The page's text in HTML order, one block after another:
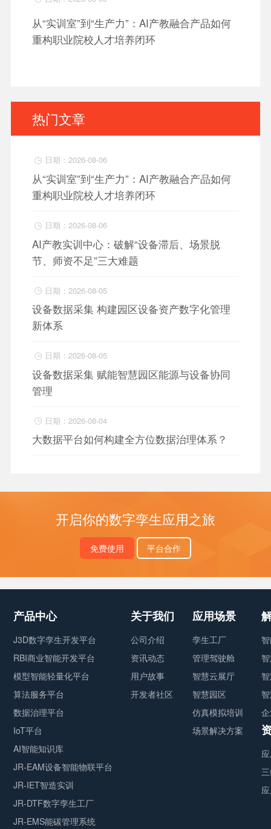
从“实训室”到“生产力”：AI产教融合产品如何
重构职业院校人才培养闭环
热门文章
 日期：2026-08-06
从“实训室”到“生产力”：AI产教融合产品如何
重构职业院校人才培养闭环
 日期：2026-08-06
AI产教实训中心：破解“设备滞后、场景脱
节、师资不足”三大难题
 日期：2026-08-05
设备数据采集 构建园区设备资产数字化管理
新体系
 日期：2026-08-05
设备数据采集 赋能智慧园区能源与设备协同
管理
 日期：2026-08-04
大数据平台如何构建全方位数据治理体系？
开启你的数字孪生应用之旅
免费使用 平台合作
产品中心
J3D数字孪生开发平台
RBI商业智能开发平台
模型智能轻量化平台
算法服务平台
数据治理平台
IoT平台
AI智能知识库
JR-EAM设备智能物联平台
JR-IET智造实训
JR-DTF数字孪生工厂
JR-EMS能碳管理系统
关于我们
公司介绍
资讯动态
用户故事
开发者社区
应用场景
孪生工厂
管理驾驶舱
智慧云展厅
智慧园区
仿真模拟培训
场景解决方案